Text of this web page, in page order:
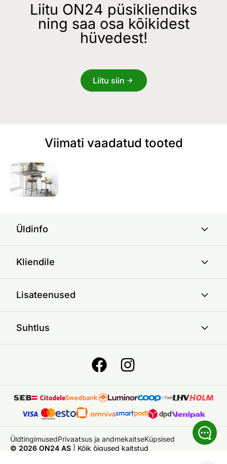
Liitu ON24 püsikliendiks
ning saa osa kõikidest
hüvedest!
Liitu siin
Viimati vaadatud tooted
Üldinfo
Kliendile
Lisateenused
Suhtlus
© 2026 ON24 AS Kõik õigused kaitstud
ÜldtingimusedPrivaatsus ja andmekaitseKüpsised